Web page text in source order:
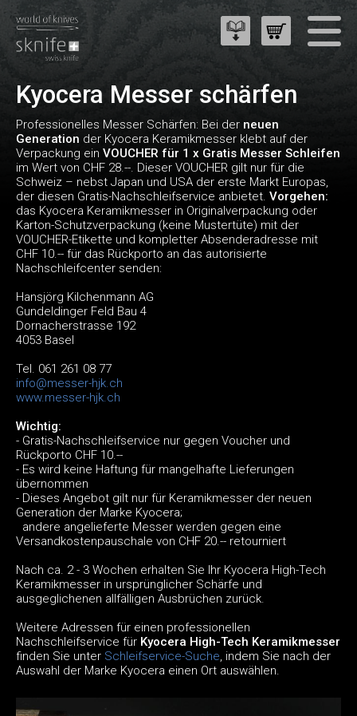
Kyocera Messer schärfen
Professionelles Messer Schärfen: Bei der neuen
Generation der Kyocera Keramikmesser klebt auf der
Verpackung ein VOUCHER für 1 x Gratis Messer Schleifen
im Wert von CHF 28.--. Dieser VOUCHER gilt nur für die
Schweiz – nebst Japan und USA der erste Markt Europas,
der diesen Gratis-Nachschleifservice anbietet. Vorgehen:
das Kyocera Keramikmesser in Originalverpackung oder
Karton-Schutzverpackung (keine Mustertüte) mit der
VOUCHER-Etikette und kompletter Absenderadresse mit
CHF 10.-- für das Rückporto an das autorisierte
Nachschleifcenter senden:
Hansjörg Kilchenmann AG
Gundeldinger Feld Bau 4
Dornacherstrasse 192
4053 Basel
Tel. 061 261 08 77
info@messer-hjk.ch
www.messer-hjk.ch
Wichtig:
- Gratis-Nachschleifservice nur gegen Voucher und
Rückporto CHF 10.--
- Es wird keine Haftung für mangelhafte Lieferungen
übernommen
- Dieses Angebot gilt nur für Keramikmesser der neuen
Generation der Marke Kyocera;
andere angelieferte Messer werden gegen eine
Versandkostenpauschale von CHF 20.-- retourniert
Nach ca. 2 - 3 Wochen erhalten Sie Ihr Kyocera High-Tech
Keramikmesser in ursprünglicher Schärfe und
ausgeglichenen allfälligen Ausbrüchen zurück.
Weitere Adressen für einen professionellen
Nachschleifservice für Kyocera High-Tech Keramikmesser
finden Sie unter Schleifservice-Suche, indem Sie nach der
Auswahl der Marke Kyocera einen Ort auswählen.